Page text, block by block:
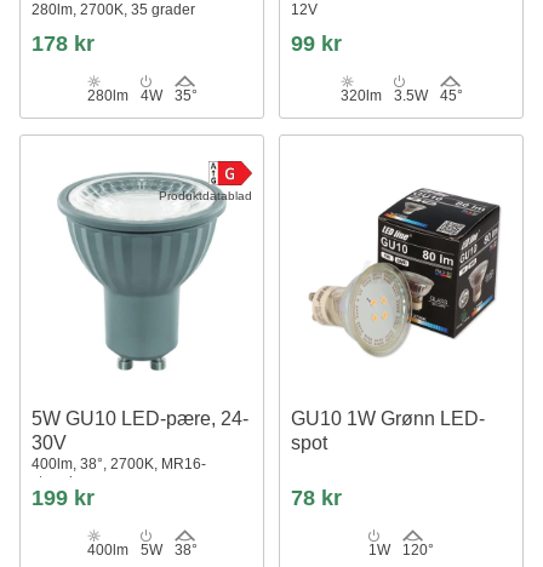
280lm, 2700K, 35 grader
178 kr
280lm 4W 35°
12V
99 kr
320lm 3.5W 45°
Produktdatablad
5W GU10 LED-pære, 24-
30V
400lm, 38°, 2700K, MR16-
størrelse
199 kr
400lm 5W 38°
GU10 1W Grønn LED-
spot
78 kr
1W 120°